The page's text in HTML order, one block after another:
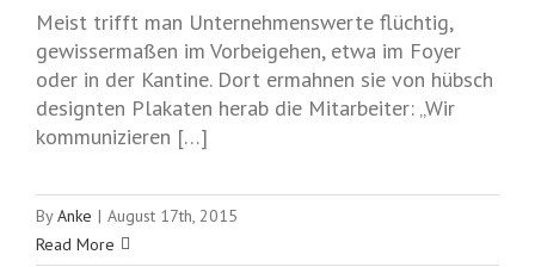
Meist trifft man Unternehmenswerte flüchtig,
gewissermaßen im Vorbeigehen, etwa im Foyer
oder in der Kantine. Dort ermahnen sie von hübsch
designten Plakaten herab die Mitarbeiter: „Wir
kommunizieren […]
ByAnke | August 17th, 2015
Read More